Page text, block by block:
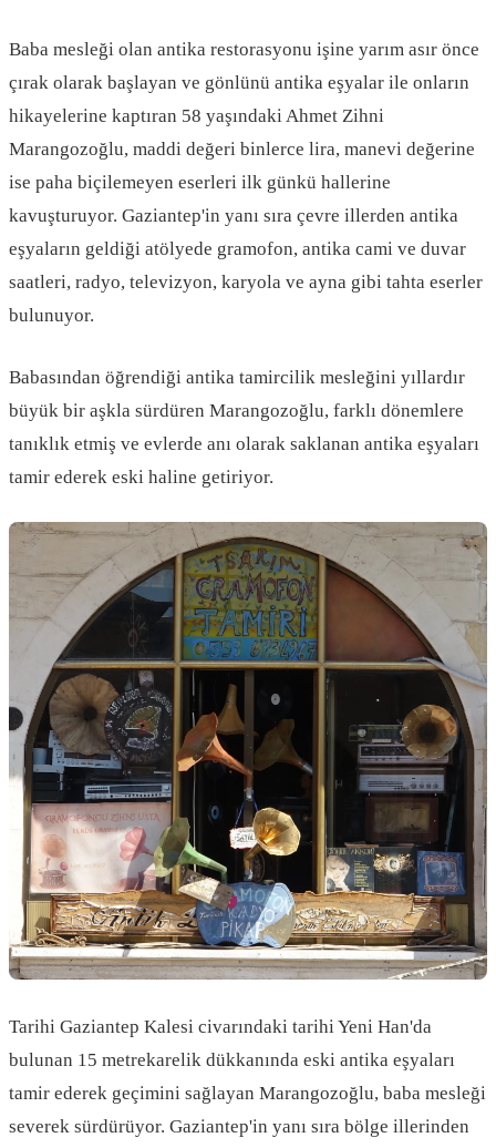
Baba mesleği olan antika restorasyonu işine yarım asır önce
çırak olarak başlayan ve gönlünü antika eşyalar ile onların
hikayelerine kaptıran 58 yaşındaki Ahmet Zihni
Marangozoğlu, maddi değeri binlerce lira, manevi değerine
ise paha biçilemeyen eserleri ilk günkü hallerine
kavuşturuyor. Gaziantep'in yanı sıra çevre illerden antika
eşyaların geldiği atölyede gramofon, antika cami ve duvar
saatleri, radyo, televizyon, karyola ve ayna gibi tahta eserler
bulunuyor.
Babasından öğrendiği antika tamircilik mesleğini yıllardır
büyük bir aşkla sürdüren Marangozoğlu, farklı dönemlere
tanıklık etmiş ve evlerde anı olarak saklanan antika eşyaları
tamir ederek eski haline getiriyor.
Tarihi Gaziantep Kalesi civarındaki tarihi Yeni Han'da
bulunan 15 metrekarelik dükkanında eski antika eşyaları
tamir ederek geçimini sağlayan Marangozoğlu, baba mesleği
severek sürdürüyor. Gaziantep'in yanı sıra bölge illerinden